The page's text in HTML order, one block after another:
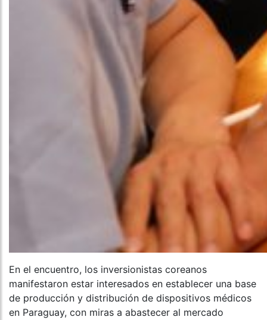
En el encuentro, los inversionistas coreanos
manifestaron estar interesados en establecer una base
de producción y distribución de dispositivos médicos
en Paraguay, con miras a abastecer al mercado